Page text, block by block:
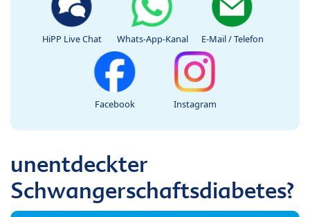
HiPP Live Chat Whats-App-Kanal E-Mail / Telefon
Facebook Instagram
unentdeckter
Schwangerschaftsdiabetes?